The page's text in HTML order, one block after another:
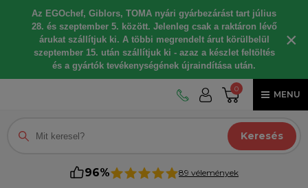
Az EGOchef, Giblors, TOMA nyári gyárbezárást tart július
28. és szeptember 5. között. Jelenleg csak a raktáron lévő
árukat szállítjuk ki. A többi megrendelt árut körülbelül
szeptember 15. után szállítjuk ki - azaz a készlet feltöltés
és a gyártók tevékenységének újraindítása után.
×
0
MENU
Keresés
96% 89 vélemények